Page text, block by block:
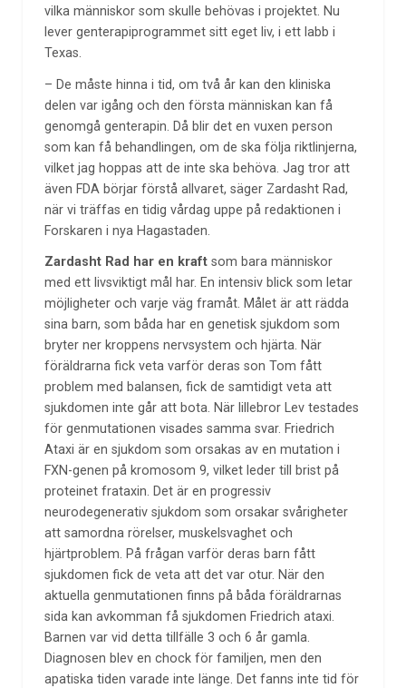
vilka människor som skulle behövas i projektet. Nu
lever genterapiprogrammet sitt eget liv, i ett labb i
Texas.
– De måste hinna i tid, om två år kan den kliniska
delen var igång och den första människan kan få
genomgå genterapin. Då blir det en vuxen person
som kan få behandlingen, om de ska följa riktlinjerna,
vilket jag hoppas att de inte ska behöva. Jag tror att
även FDA börjar förstå allvaret, säger Zardasht Rad,
när vi träffas en tidig vårdag uppe på redaktionen i
Forskaren i nya Hagastaden.
Zardasht Rad har en kraftsom bara människor
med ett livsviktigt mål har. En intensiv blick som letar
möjligheter och varje väg framåt. Målet är att rädda
sina barn, som båda har en genetisk sjukdom som
bryter ner kroppens nervsystem och hjärta. När
föräldrarna fick veta varför deras son Tom fått
problem med balansen, fick de samtidigt veta att
sjukdomen inte går att bota. När lillebror Lev testades
för genmutationen visades samma svar. Friedrich
Ataxi är en sjukdom som orsakas av en mutation i
FXN-genen på kromosom 9, vilket leder till brist på
proteinet frataxin. Det är en progressiv
neurodegenerativ sjukdom som orsakar svårigheter
att samordna rörelser, muskelsvaghet och
hjärtproblem. På frågan varför deras barn fått
sjukdomen fick de veta att det var otur. När den
aktuella genmutationen finns på båda föräldrarnas
sida kan avkomman få sjukdomen Friedrich ataxi.
Barnen var vid detta tillfälle 3 och 6 år gamla.
Diagnosen blev en chock för familjen, men den
apatiska tiden varade inte länge. Det fanns inte tid för